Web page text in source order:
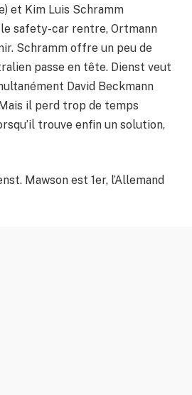
et Kim Luis Schramm
le safety-car rentre, Ortmann
Schramm offre un peu de
passe en tête. Dienst veut
David Beckmann
il perd trop de temps
trouve enfin un solution,
Mawson est 1er, l’Allemand